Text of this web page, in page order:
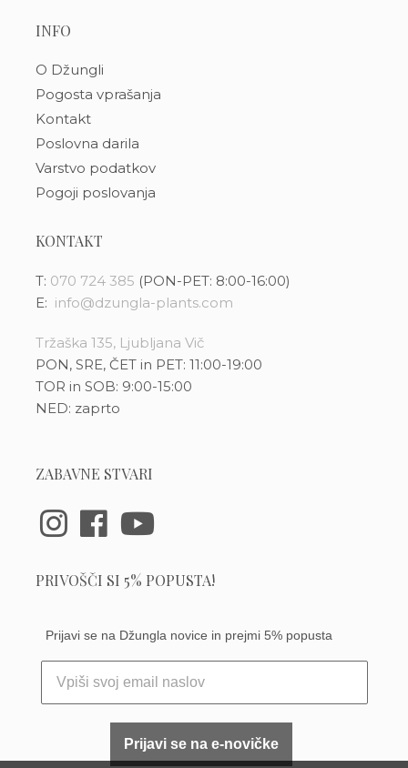
INFO
O Džungli
Pogosta vprašanja
Kontakt
Poslovna darila
Varstvo podatkov
Pogoji poslovanja
KONTAKT
T: 070 724 385 (PON-PET: 8:00-16:00)
E: info@dzungla-plants.com
Tržaška 135, Ljubljana Vič
PON, SRE, ČET in PET: 11:00-19:00
TOR in SOB: 9:00-15:00
NED: zaprto
ZABAVNE STVARI
PRIVOŠČI SI 5% POPUSTA!
Prijavi se na Džungla novice in prejmi 5% popusta
Prijavi se na e-novičke